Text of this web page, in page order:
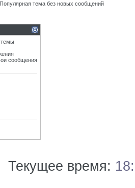
Популярная тема без новых сообщений
темы
сообщения
Текущее время: